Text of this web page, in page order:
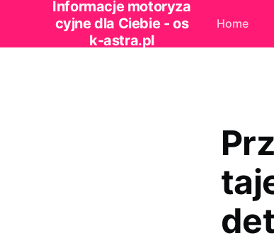
Informacje motoryza
cyjne dla Ciebie - os
k-astra.pl
Home